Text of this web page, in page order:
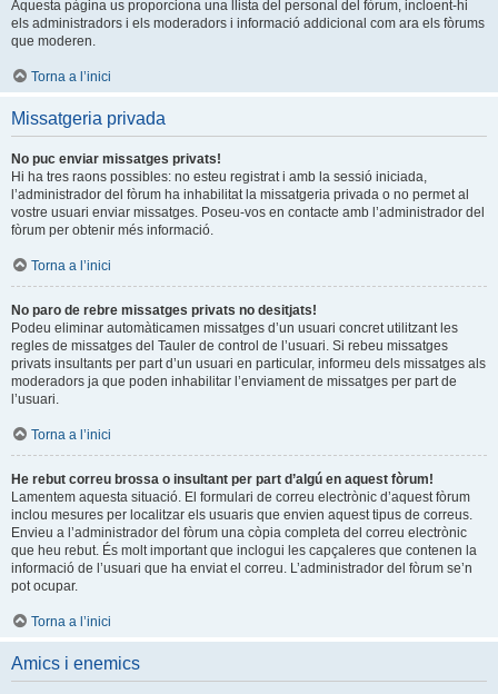
Aquesta pàgina us proporciona una llista del personal del fòrum, incloent-hi
els administradors i els moderadors i informació addicional com ara els fòrums
que moderen.
Torna a l’inici
Missatgeria privada
No puc enviar missatges privats!
Hi ha tres raons possibles: no esteu registrat i amb la sessió iniciada,
l’administrador del fòrum ha inhabilitat la missatgeria privada o no permet al
vostre usuari enviar missatges. Poseu-vos en contacte amb l’administrador del
fòrum per obtenir més informació.
Torna a l’inici
No paro de rebre missatges privats no desitjats!
Podeu eliminar automàticamen missatges d’un usuari concret utilitzant les
regles de missatges del Tauler de control de l’usuari. Si rebeu missatges
privats insultants per part d’un usuari en particular, informeu dels missatges als
moderadors ja que poden inhabilitar l’enviament de missatges per part de
l’usuari.
Torna a l’inici
He rebut correu brossa o insultant per part d’algú en aquest fòrum!
Lamentem aquesta situació. El formulari de correu electrònic d’aquest fòrum
inclou mesures per localitzar els usuaris que envien aquest tipus de correus.
Envieu a l’administrador del fòrum una còpia completa del correu electrònic
que heu rebut. És molt important que inclogui les capçaleres que contenen la
informació de l’usuari que ha enviat el correu. L’administrador del fòrum se’n
pot ocupar.
Torna a l’inici
Amics i enemics